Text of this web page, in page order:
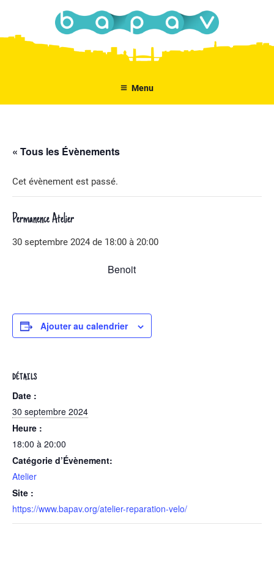
contenu
Menu
« Tous les Évènements
Cet évènement est passé.
Permanence Atelier
30 septembre 2024 de 18:00 à 20:00
Benoit
Ajouter au calendrier
DÉTAILS
Date :
30 septembre 2024
Heure :
18:00 à 20:00
Catégorie d’Évènement:
Atelier
Site :
https://www.bapav.org/atelier-reparation-velo/